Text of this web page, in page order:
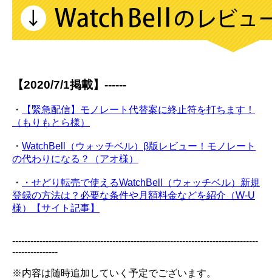
【2020/7/1掲載】------
・
【緊急配信】モノレート代替案に終止符を打ちます！
（もりもとら様）
・ WatchBell（ウォッチベル）β版レビュー！モノレート
の代わりになる？（アオ様）
・
・せどり転売で使えるWatchBell（ウォッチベル）新規
登録の方法は？必要な条件や月額料金などを紹介（W-U
様）【サイト記事】
---------------------------------------------------------------------------------
---------------
※内容は随時追加していく予定でございます。